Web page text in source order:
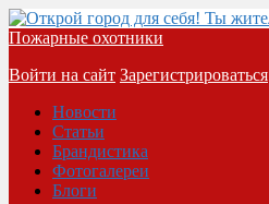
Пожарные охотники
Войти на сайт Зарегистрироваться
Новости
Статьи
Брандистика
Фотогалереи
Блоги